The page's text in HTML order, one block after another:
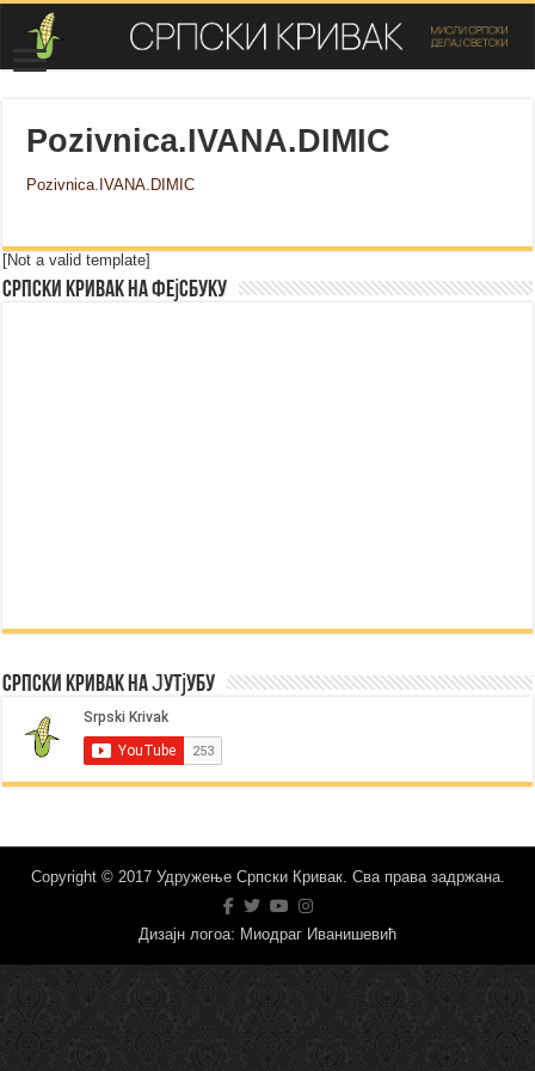
Pozivnica.IVANA.DIMIC
Pozivnica.IVANA.DIMIC
[Not a valid template]
Српски Кривак на Фејсбуку
Српски Кривак на Јутјубу
Copyright © 2017 Удружење Српски Кривак. Сва права задржана.
Дизајн логоа: Миодраг Иванишевић